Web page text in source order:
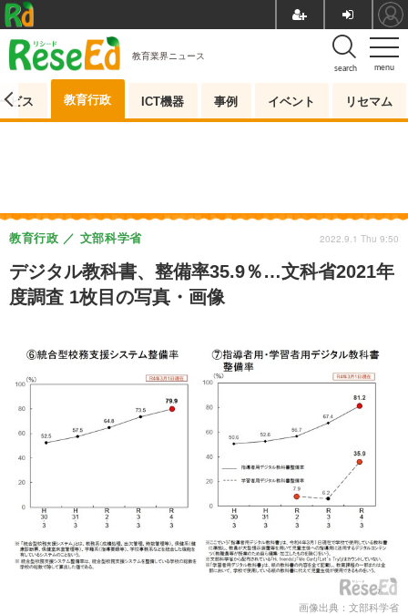
menu
search
教育業界ニュース
ビス 教育行政 ICT機器 事例 イベント リセマム
デジタル教科書、整備率35.9％…文科省2021年
度調査 1枚目の写真・画像
教育行政 文部科学省 2022.9.1 Thu 9:50
画像出典：文部科学省